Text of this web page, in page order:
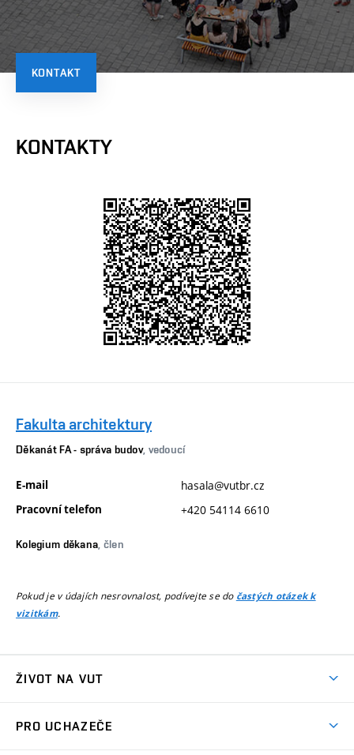
KONTAKT
KONTAKTY
Fakulta architektury
Děkanát FA - správa budov, vedoucí
E-mail hasala@vutbr.cz
Pracovní telefon +420 54114 6610
Kolegium děkana, člen
Pokud je v údajích nesrovnalost, podívejte se do častých otázek k
vizitkám.
ŽIVOT NA VUT
PRO UCHAZEČE